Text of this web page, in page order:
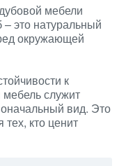
мебели
– это натуральный
окружающей
к
служит
вид. Это
кто ценит